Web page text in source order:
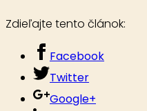
Zdieľajte tento článok:
Facebook
Twitter
Google+